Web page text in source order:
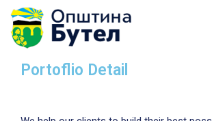
ЗА
ОПШТИНАТА
Portoflio Detail